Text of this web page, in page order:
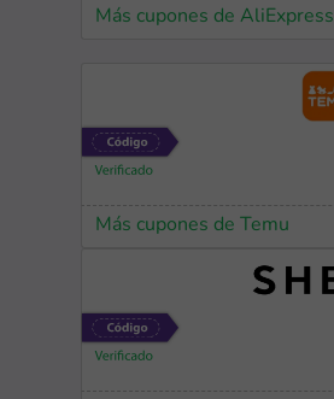
Más cupones de AliExpress
Más cupones de Temu